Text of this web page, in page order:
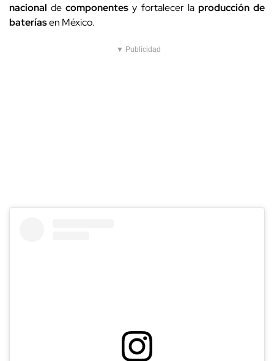
nacional decomponentes y fortalecer la producción de
bateríasen México.
▼ Publicidad